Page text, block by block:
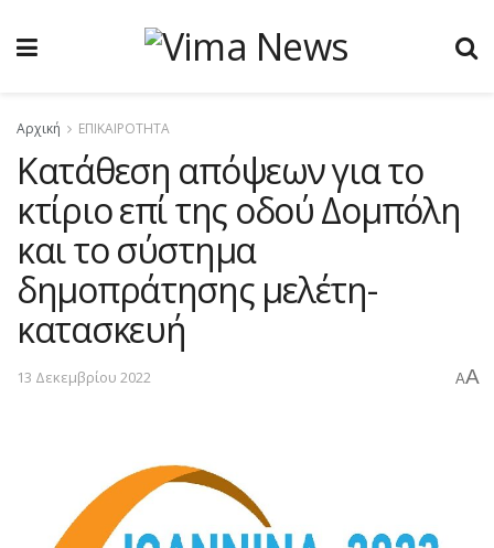
Αρχική ΕΠΙΚΑΙΡΟΤΗΤΑ
Κατάθεση απόψεων για το
κτίριο επί της οδού Δομπόλη
και το σύστημα
δημοπράτησης μελέτη-
κατασκευή
13 Δεκεμβρίου 2022 AA